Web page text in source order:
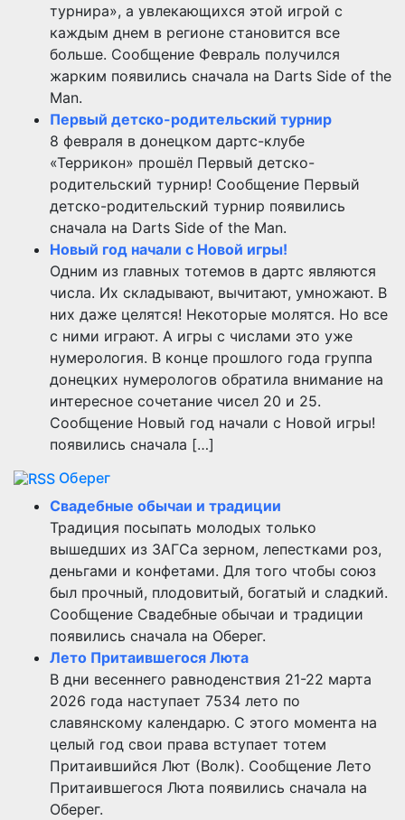
турнира», а увлекающихся этой игрой с
каждым днем в регионе становится все
больше. Сообщение Февраль получился
жарким появились сначала на Darts Side of the
Man.
Первый детско-родительский турнир
8 февраля в донецком дартс-клубе
«Террикон» прошёл Первый детско-
родительский турнир! Сообщение Первый
детско-родительский турнир появились
сначала на Darts Side of the Man.
Новый год начали с Новой игры!
Одним из главных тотемов в дартс являются
числа. Их складывают, вычитают, умножают. В
них даже целятся! Некоторые молятся. Но все
с ними играют. А игры с числами это уже
нумерология. В конце прошлого года группа
донецких нумерологов обратила внимание на
интересное сочетание чисел 20 и 25.
Сообщение Новый год начали с Новой игры!
появились сначала […]
Оберег
Свадебные обычаи и традиции
Традиция посыпать молодых только
вышедших из ЗАГСа зерном, лепестками роз,
деньгами и конфетами. Для того чтобы союз
был прочный, плодовитый, богатый и сладкий.
Сообщение Свадебные обычаи и традиции
появились сначала на Оберег.
Лето Притаившегося Люта
В дни весеннего равноденствия 21-22 марта
2026 года наступает 7534 лето по
славянскому календарю. С этого момента на
целый год свои права вступает тотем
Притаившийся Лют (Волк). Сообщение Лето
Притаившегося Люта появились сначала на
Оберег.